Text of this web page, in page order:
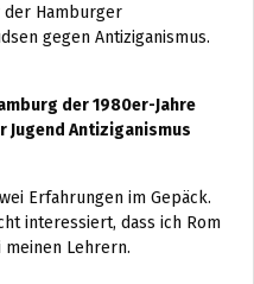
der Hamburger
gegen Antiziganismus.
der 1980er-Jahre
Jugend Antiziganismus
Erfahrungen im Gepäck.
interessiert, dass ich Rom
meinen Lehrern.